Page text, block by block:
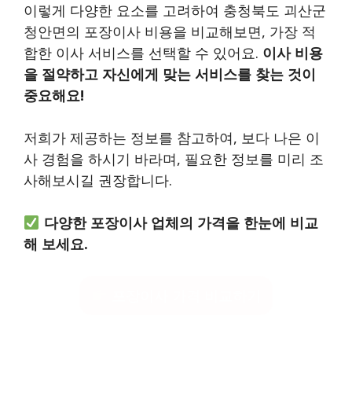
이렇게 다양한 요소를 고려하여 충청북도 괴산군
청안면의 포장이사 비용을 비교해보면, 가장 적
합한 이사 서비스를 선택할 수 있어요. 이사 비용
을 절약하고 자신에게 맞는 서비스를 찾는 것이
중요해요!
저희가 제공하는 정보를 참고하여, 보다 나은 이
사 경험을 하시기 바라며, 필요한 정보를 미리 조
사해보시길 권장합니다.
다양한 포장이사 업체의 가격을 한눈에 비교
해 보세요.